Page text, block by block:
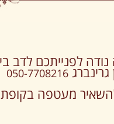
לפנייתכם לדב
גרינברג050-7708216
להשאיר מעטפה